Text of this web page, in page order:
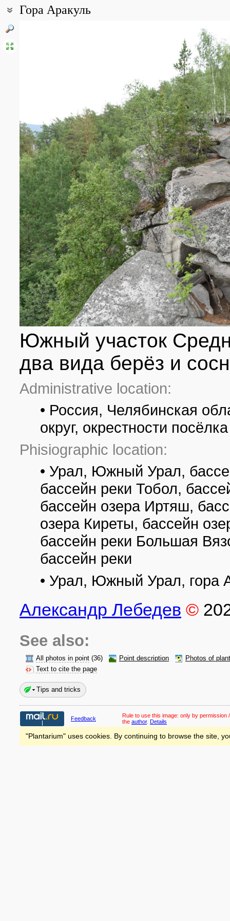
Гора Аракуль
Google,
Гора Аракуль (Аракульский Шихан) и одноименное озеро
Массив разделяется на три части: Большой Шихан, Средний
Photos of plants & lichens(78)
Южный участок
два вида берёз и
Administrative location:
• Россия, Челябинская
округ, окрестности
Phisiographic location:
• Урал, Южный Урал,
бассейн реки Тобол,
бассейн озера Иртяш,
озера Киреты, бассейн
бассейн реки Большая
бассейн реки
• Урал, Южный Урал, гора
Александр Лебедев ©
See also:
All photos in point (36) Point description
Photos of
Text to cite the page
Tips and tricks
Feedback Rule to use this image: only by permission
the author. Details
"Plantarium" uses cookies. By continuing to browse the site,